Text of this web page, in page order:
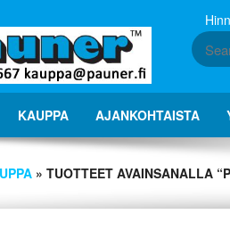
KAUPPA AJANKOHTAISTA
» TUOTTEET AVAINSANALLA